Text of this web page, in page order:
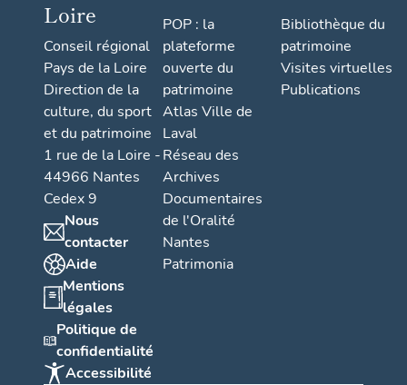
Loire
Conseil régional
Pays de la Loire
Direction de la
culture, du sport
et du patrimoine
1 rue de la Loire -
44966 Nantes
Cedex 9
Nous
contacter
Aide
Mentions
légales
Politique de
confidentialité
Accessibilité
POP : la
plateforme
ouverte du
patrimoine
Atlas Ville de
Laval
Réseau des
Archives
Documentaires
de l'Oralité
Nantes
Patrimonia
Bibliothèque du
patrimoine
Visites virtuelles
Publications